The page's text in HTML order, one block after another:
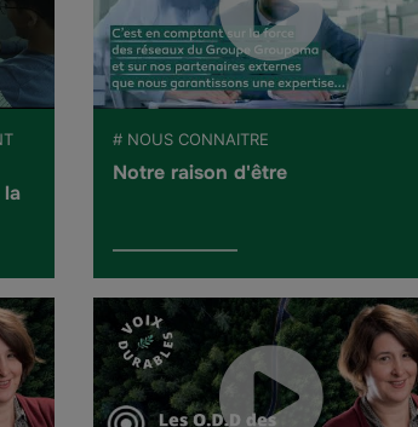
# NOUS CONNAITRE
Notre raison d'être